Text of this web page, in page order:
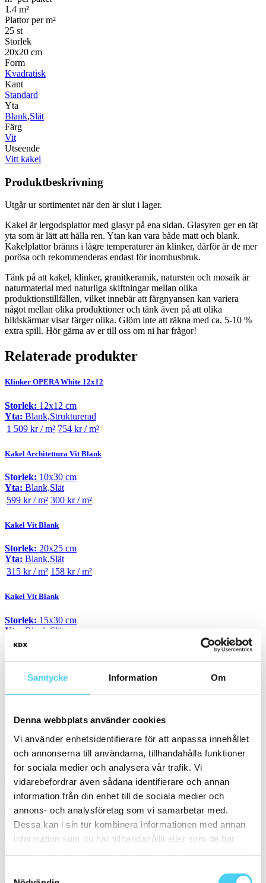
Samtycke Information Om
Denna webbplats använder cookies
Vi använder enhetsidentifierare för att anpassa innehållet
och annonserna till användarna, tillhandahålla funktioner
för sociala medier och analysera vår trafik. Vi
vidarebefordrar även sådana identifierare och annan
information från din enhet till de sociala medier och
annons- och analysföretag som vi samarbetar med.
Dessa kan i sin tur kombinera informationen med annan
information som du har tillhandahållit eller som de har
1.4 m²
Plattor per m²
25 st
Storlek
20x20 cm
Form
Kvadratisk
Kant
Standard
Yta
Blank,Slät
Färg
Vit
Utseende
Vitt kakel
Produktbeskrivning
Utgår ur sortimentet när den är slut i lager.
Kakel är lergodsplattor med glasyr på ena sidan. Glasyren ger en tät
yta som är lätt att hålla ren. Ytan kan vara både matt och blank.
Kakelplattor bränns i lägre temperaturer än klinker, därför är de mer
porösa och rekommenderas endast för inomhusbruk.
Tänk på att kakel, klinker, granitkeramik, natursten och mosaik är
naturmaterial med naturliga skiftningar mellan olika
produktionstillfällen, vilket innebär att färgnyansen kan variera
något mellan olika produktioner och tänk även på att olika
bildskärmar visar färger olika. Glöm inte att räkna med ca. 5-10 %
extra spill. Hör gärna av er till oss om ni har frågor!
Relaterade produkter
Klinker OPERA White 12x12
Storlek: 12x12 cm
Yta: Blank,Strukturerad
1 509 kr / m² 754 kr / m²
Kakel Architettura Vit Blank
Storlek: 10x30 cm
Yta: Blank,Slät
599 kr / m² 300 kr / m²
Kakel Vit Blank
Storlek: 20x25 cm
Yta: Blank,Slät
315 kr / m² 158 kr / m²
Kakel Vit Blank
Storlek: 15x30 cm
Yta:
Blank,Slät
495 kr / m²
Storlek:33.3x55 cm
595 kr / m²
298 kr / m²
Kakel Color RAL9016 White Glossy
Storlek:
12.5x25 cm
Yta:Blank,Slät
515 kr / m² 258 kr / m²
Kakel 16860-1030 Plain White Unbleached Gl
Storlek:
10x30 cm
Yta: Blank,Slät
1 185 kr / m² 593 kr / m²